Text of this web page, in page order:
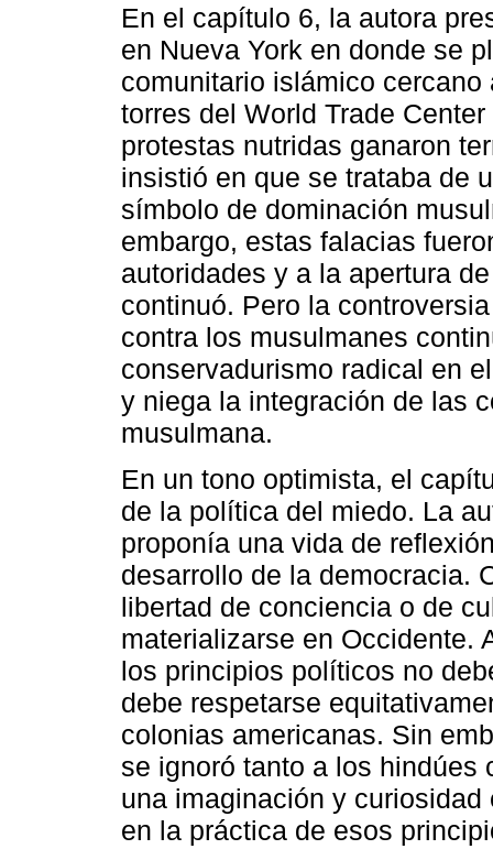
En el capítulo 6, la autora
en Nueva York en donde se
comunitario islámico
torres del World Trade
protestas nutridas ganaron
insistió en que se trataba de
símbolo de dominación
embargo, estas falacias
autoridades y a la apertura
continuó. Pero la
contra los musulmanes
conservadurismo radical en
y niega la integración de las
musulmana.
En un tono optimista, el
de la política del miedo. La
proponía una vida de
desarrollo de la democracia.
libertad de conciencia o de
materializarse en Occidente.
los principios políticos no
debe respetarse
colonias americanas. Sin
se ignoró tanto a los hindúes
una imaginación y
en la práctica de esos